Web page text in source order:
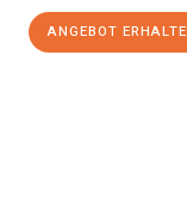
ANGEBOT